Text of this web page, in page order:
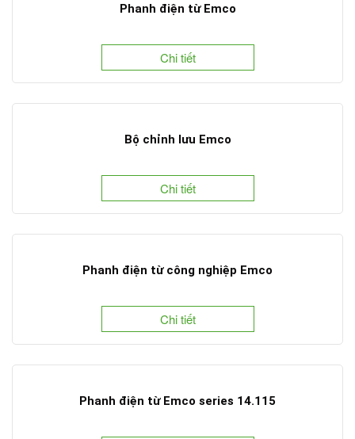
Phanh điện từ Emco
Chi tiết
Bộ chỉnh lưu Emco
Chi tiết
Phanh điện từ công nghiệp Emco
Chi tiết
Phanh điện từ Emco series 14.115